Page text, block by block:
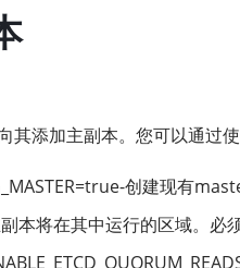
其添加主副本。您可以通过
创建现有
副本将在其中运行的区域。